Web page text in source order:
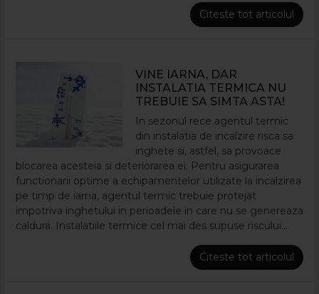
Citeste tot articolul
VINE IARNA, DAR
INSTALATIA TERMICA NU
TREBUIE SA SIMTA ASTA!
In sezonul rece agentul termic
din instalatia de incalzire risca sa
inghete si, astfel, sa provoace
blocarea acesteia si deteriorarea ei. Pentru asigurarea
functionarii optime a echipamentelor utilizate la incalzirea
pe timp de iarna, agentul termic trebuie protejat
impotriva inghetului in perioadele in care nu se genereaza
caldura. Instalatiile termice cel mai des supuse riscului...
Citeste tot articolul